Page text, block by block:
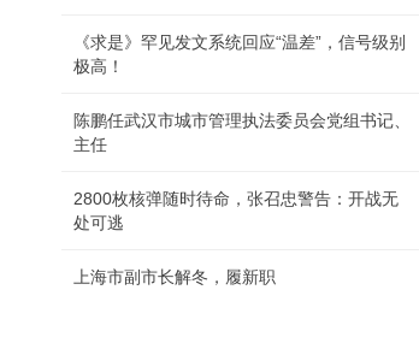
《求是》罕见发文系统回应“温差”，信号级别
极高！
陈鹏任武汉市城市管理执法委员会党组书记、
主任
2800枚核弹随时待命，张召忠警告：开战无
处可逃
上海市副市长解冬，履新职